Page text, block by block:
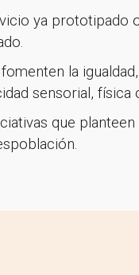
ya prototipado
la
sensorial, física
que